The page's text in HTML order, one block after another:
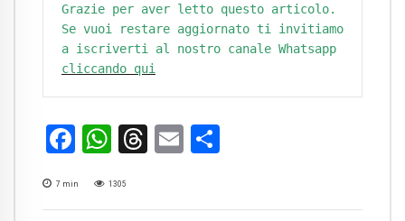
Grazie per aver letto questo articolo.
Se vuoi restare aggiornato ti invitiamo
cliccando qui
Facebook
WhatsApp
Threads
Email
7 min 1305